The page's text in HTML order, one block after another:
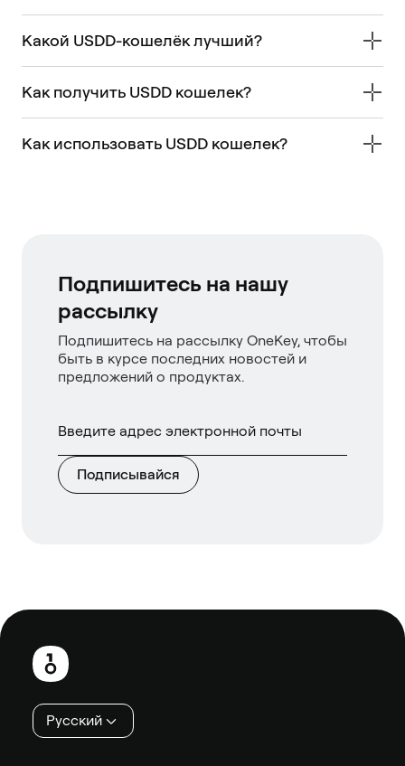
Какой USDD-кошелёк лучший?
Как получить USDD кошелек?
Как использовать USDD кошелек?
Подпишитесь на нашу
рассылку
Подпишитесь на рассылку OneKey, чтобы
быть в курсе последних новостей и
предложений о продуктах.
Подписывайся
Нижний
колонтитул
Русский